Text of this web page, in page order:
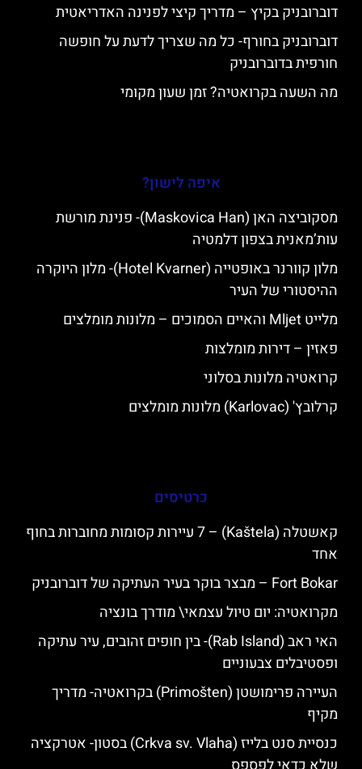
דוברובניק בקיץ – מדריך קיצי לפנינה האדריאטית
דוברובניק בחורף- כל מה שצריך לדעת על חופשה
חורפית בדוברובניק
מה השעה בקרואטיה? זמן שעון מקומי
איפה לישון?
מסקוביצה האן (Maskovica Han)- פנינת מורשת
עות’מאנית בצפון דלמטיה
מלון קוורנר באופטייה (Hotel Kvarner)- מלון היוקרה
ההיסטורי של העיר
מלייט Mljet והאיים הסמוכים – מלונות מומלצים
פאזין – דירות מומלצות
קרואטיה מלונות בסלוני
קרלובץ' (Karlovac) מלונות מומלצים
כרטיסים
קאשטלה (Kaštela) – 7 עיירות קסומות מחוברות בחוף
אחד
Fort Bokar – מבצר בוקר בעיר העתיקה של דוברובניק
מקרואטיה: יום טיול עצמאי\ מודרך בונציה
האי ראב (Rab Island)- בין חופים זהובים, עיר עתיקה
ופסטיבלים צבעוניים
העיירה פרימושטן (Primošten) בקרואטיה- מדריך
מקיף
כנסיית סנט בלייז (Crkva sv. Vlaha) בסטון- אטרקציה